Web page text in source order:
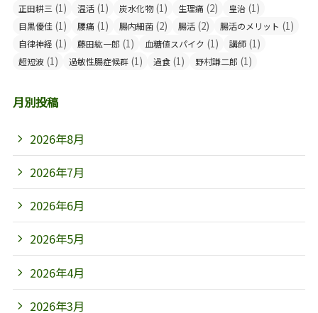
正田耕三 (1) 温活 (1) 炭水化物(1) 生理痛 (2) 皇治 (1)
目黒優佳 (1) 腰痛 (1) 腸内細菌 (2) 腸活 (2) 腸活のメリット (1)
自律神経 (1) 藤田紘一郎 (1) 血糖値スパイク (1) 講師 (1)
超短波 (1) 過敏性腸症候群 (1) 過食 (1) 野村謙二郎 (1)
月別投稿
2026年8月
2026年7月
2026年6月
2026年5月
2026年4月
2026年3月